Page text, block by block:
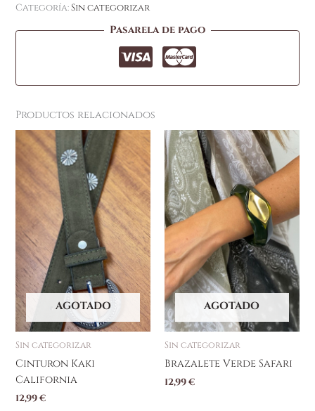
Categoría:Sin categorizar
Pasarela de pago
Productos relacionados
AGOTADO
Sin categorizar
Cinturon Kaki
California
12,99€
AGOTADO
Sin categorizar
Brazalete Verde Safari
12,99€